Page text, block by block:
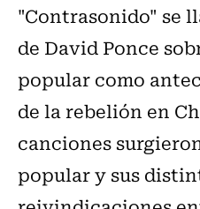
"Contrasonido" se
de David Ponce
popular como
de la rebelión en
canciones
popular y sus